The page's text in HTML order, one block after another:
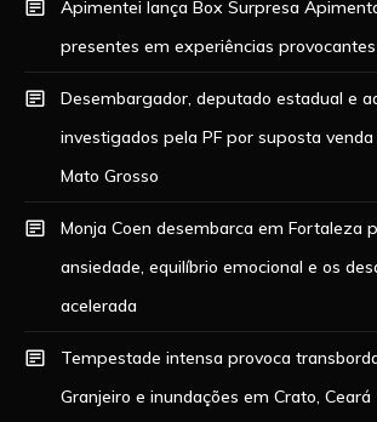
Apimentei lança Box Surpresa
presentes em experiências provocantes
Desembargador, deputado estadual e
investigados pela PF por suposta
Mato Grosso
Monja Coen desembarca em Fortaleza
ansiedade, equilíbrio emocional e os
acelerada
Tempestade intensa provoca
Granjeiro e inundações em Crato, Ceará